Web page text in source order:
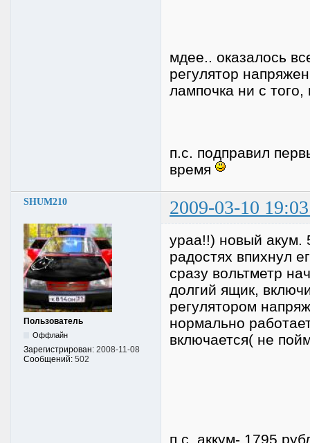
мдее.. оказалось
регулятор
лампочка ни с того,
п.с. подправил
время
SHUM210 2009-03-10
Пользователь
Оффлайн
Зарегистрирован: 2008-11-08
Сообщений: 502
ураа!!) новый
радостях впихнул
сразу вольтметр
долгий ящик,
регулятором
нормально
включается( не
п.с. аккум- 1795